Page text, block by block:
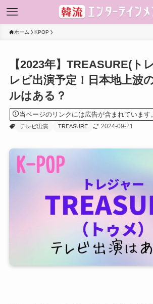
ホーム KPOP
【2023年】TREASURE(ト
レビ出演予定！日本地上波
ルはある？
当ページのリンクには広告が含まれています。
テレビ出演
TREASURE 2024-09-21